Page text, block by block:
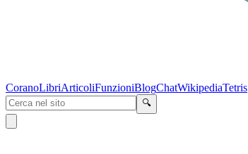
CoranoLibriArticoliFunzioniBlogChatWikipediaTetris
🔍